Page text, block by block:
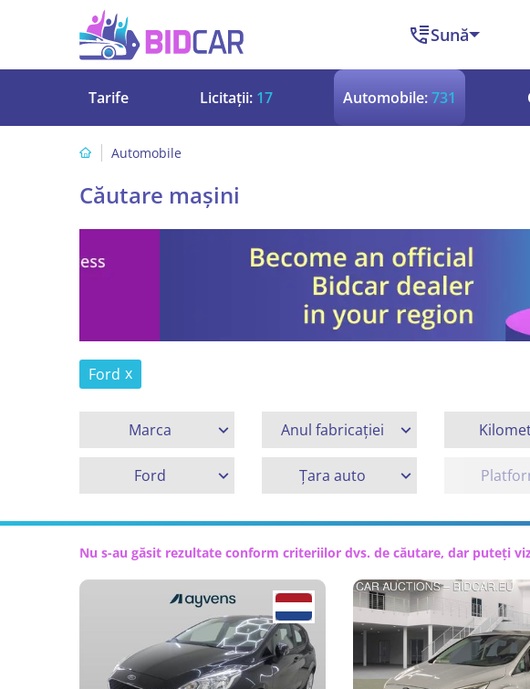
Sună
Tarife Licitații: 17 Automobile:731
Automobile
Căutare mașini
Ford
Marca
Ford
Anul fabricației
Țara auto
Nu s-au găsit rezultate conform criteriilor dvs. de căutare, dar puteți